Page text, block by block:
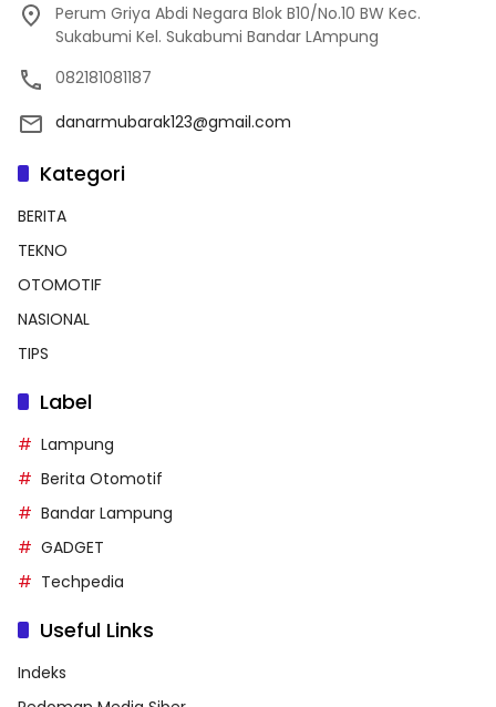
Perum Griya Abdi Negara Blok B10/No.10 BW Kec.
Sukabumi Kel. Sukabumi Bandar LAmpung
082181081187
danarmubarak123@gmail.com
Kategori
BERITA
TEKNO
OTOMOTIF
NASIONAL
TIPS
Label
Lampung
Berita Otomotif
Bandar Lampung
GADGET
Techpedia
Useful Links
Indeks